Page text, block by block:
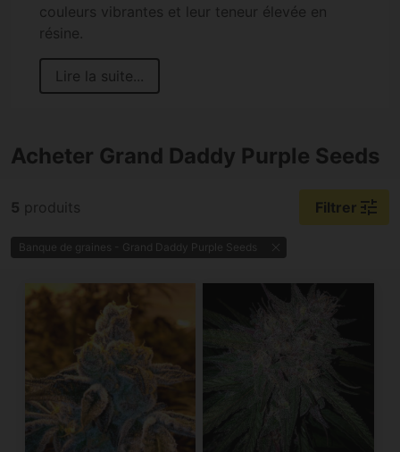
couleurs vibrantes et leur teneur élevée en
résine.
Lire la suite...
Acheter Grand Daddy Purple Seeds
5 produits Filtrer tune
Banque de graines - Grand Daddy Purple Seeds